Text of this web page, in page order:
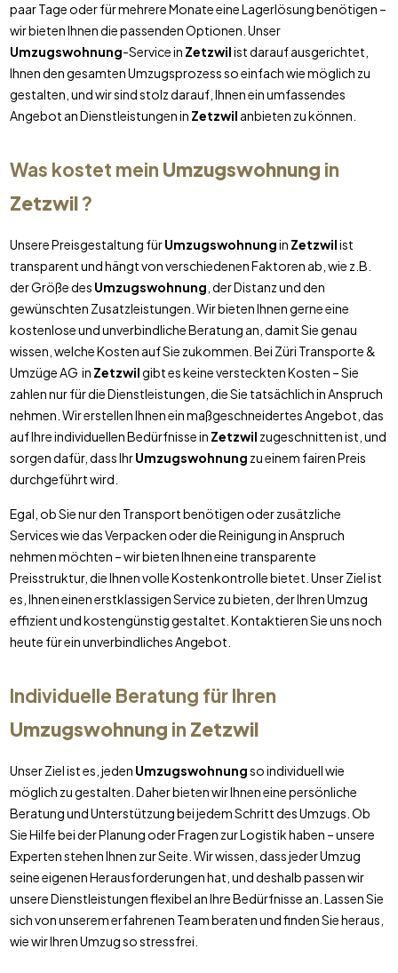
paar Tage oder für mehrere Monate eine Lagerlösung benötigen –
wir bieten Ihnen die passenden Optionen. Unser
Umzugswohnung-Service in Zetzwilist darauf ausgerichtet,
Ihnen den gesamten Umzugsprozess so einfach wie möglich zu
gestalten, und wir sind stolz darauf, Ihnen ein umfassendes
Angebot an Dienstleistungen in Zetzwil anbieten zu können.
Was kostet mein Umzugswohnung in
Zetzwil?
Unsere Preisgestaltung fürUmzugswohnungin Zetzwilist
transparent und hängt von verschiedenen Faktoren ab, wie z.B.
der Größe des Umzugswohnung , der Distanz und den
gewünschten Zusatzleistungen. Wir bieten Ihnen gerne eine
kostenlose und unverbindliche Beratung an, damit Sie genau
wissen, welche Kosten auf Sie zukommen. Bei Züri Transporte &
Umzüge AG in Zetzwilgibt es keine versteckten Kosten – Sie
zahlen nur für die Dienstleistungen, die Sie tatsächlich in Anspruch
nehmen. Wir erstellen Ihnen ein maßgeschneidertes Angebot, das
auf Ihre individuellen Bedürfnisse in Zetzwil zugeschnitten ist, und
sorgen dafür, dass IhrUmzugswohnung zu einem fairen Preis
durchgeführt wird.
Egal, ob Sie nur den Transport benötigen oder zusätzliche
Services wie das Verpacken oder die Reinigung in Anspruch
nehmen möchten – wir bieten Ihnen eine transparente
Preisstruktur, die Ihnen volle Kostenkontrolle bietet. Unser Ziel ist
es, Ihnen einen erstklassigen Service zu bieten, der Ihren Umzug
effizient und kostengünstig gestaltet. Kontaktieren Sie uns noch
heute für ein unverbindliches Angebot.
Individuelle Beratung für Ihren
Umzugswohnung in Zetzwil
Unser Ziel ist es, jeden Umzugswohnungso individuell wie
möglich zu gestalten. Daher bieten wir Ihnen eine persönliche
Beratung und Unterstützung bei jedem Schritt des Umzugs. Ob
Sie Hilfe bei der Planung oder Fragen zur Logistik haben – unsere
Experten stehen Ihnen zur Seite. Wir wissen, dass jeder Umzug
seine eigenen Herausforderungen hat, und deshalb passen wir
unsere Dienstleistungen flexibel an Ihre Bedürfnisse an. Lassen Sie
sich von unserem erfahrenen Team beraten und finden Sie heraus,
wie wir Ihren Umzug so stressfrei.